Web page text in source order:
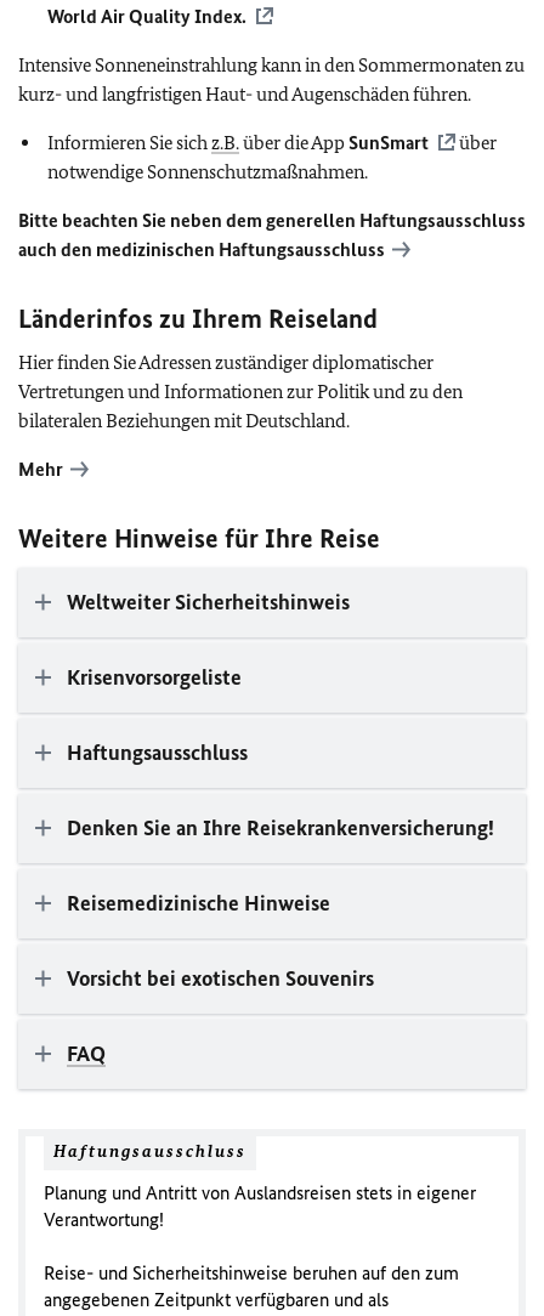
World Air Quality Index.
Intensive Sonneneinstrahlung kann in den Sommermonaten zu
kurz- und langfristigen Haut- und Augenschäden führen.
Informieren Sie sichz.B.über die AppSunSmart
über
notwendige Sonnenschutzmaßnahmen.
Bitte beachten Sie neben dem generellen Haftungsausschluss
auch den medizinischen Haftungsausschluss
Länderinfos zu Ihrem Reiseland
Hier finden Sie Adressen zuständiger diplomatischer
Vertretungen und Informationen zur Politik und zu den
bilateralen Beziehungen mit Deutschland.
Mehr
Weitere Hinweise für Ihre Reise
Weltweiter Sicherheitshinweis
Krisenvorsorgeliste
Haftungsausschluss
Denken Sie an Ihre Reisekrankenversicherung!
Reisemedizinische Hinweise
Vorsicht bei exotischen Souvenirs
FAQ
Haftungsausschluss
Planung und Antritt von Auslandsreisen stets in eigener
Verantwortung!
Reise- und Sicherheitshinweise beruhen auf den zum
angegebenen Zeitpunkt verfügbaren und als